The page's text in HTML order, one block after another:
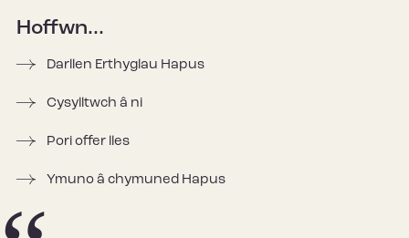
Hoffwn...
Darllen Erthyglau Hapus
Cysylltwch â ni
Pori offer lles
Ymuno â chymuned Hapus